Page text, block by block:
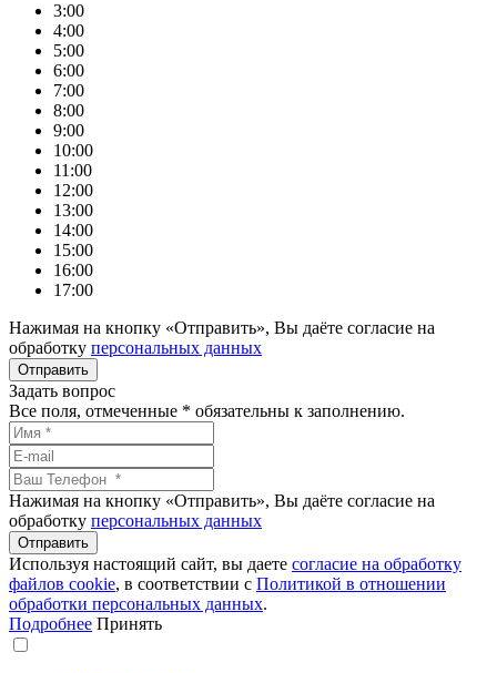
3:00
4:00
5:00
6:00
7:00
8:00
9:00
10:00
11:00
12:00
13:00
14:00
15:00
16:00
17:00
Нажимая на кнопку «Отправить», Вы даёте согласие на
обработку персональных данных
Задать вопрос
Все поля, отмеченные * обязательны к заполнению.
Нажимая на кнопку «Отправить», Вы даёте согласие на
обработку персональных данных
Используя настоящий сайт, вы даете согласие на обработку
файлов сookie, в соответствии с Политикой в отношении
обработки персональных данных.
Подробнее Принять